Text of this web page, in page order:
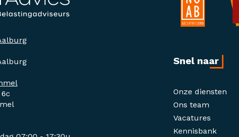
Snel naar
Onze diensten
Ons team
Vacatures
Kennisbank